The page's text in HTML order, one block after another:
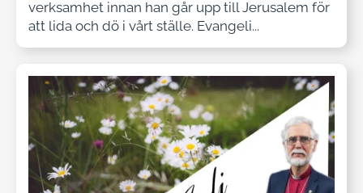
verksamhet innan han går upp till Jerusalem för
att lida och dö i vårt ställe. Evangeli...